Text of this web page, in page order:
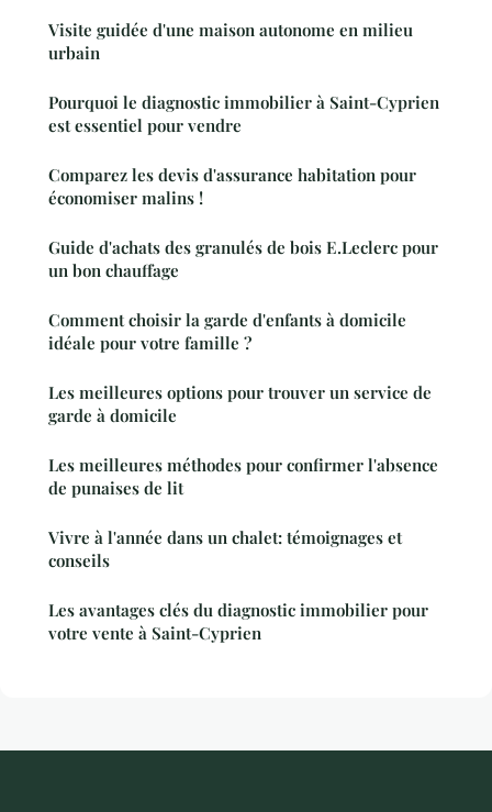
Visite guidée d'une maison autonome en milieu
urbain
Pourquoi le diagnostic immobilier à Saint-Cyprien
est essentiel pour vendre
Comparez les devis d'assurance habitation pour
économiser malins !
Guide d'achats des granulés de bois E.Leclerc pour
un bon chauffage
Comment choisir la garde d'enfants à domicile
idéale pour votre famille ?
Les meilleures options pour trouver un service de
garde à domicile
Les meilleures méthodes pour confirmer l'absence
de punaises de lit
Vivre à l'année dans un chalet: témoignages et
conseils
Les avantages clés du diagnostic immobilier pour
votre vente à Saint-Cyprien